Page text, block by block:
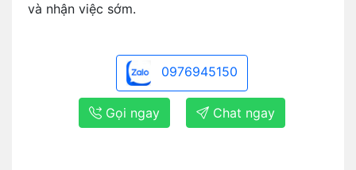
và nhận việc sớm.
0976945150
Gọi ngay Chat ngay